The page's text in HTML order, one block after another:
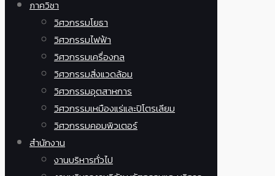
ภาควิชา
วิศวกรรมโยธา
วิศวกรรมไฟฟ้า
วิศวกรรมเครื่องกล
วิศวกรรมสิ่งแวดล้อม
วิศวกรรมอุตสาหการ
วิศวกรรมเหมืองแร่และปิโตรเลียม
วิศวกรรมคอมพิวเตอร์
สำนักงาน
งานบริหารทั่วไป